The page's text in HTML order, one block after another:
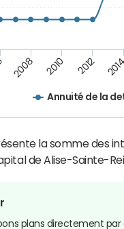
Annuité de la
2008 2010 2012 2014
la somme des
de Alise-Sainte-
plans directement par